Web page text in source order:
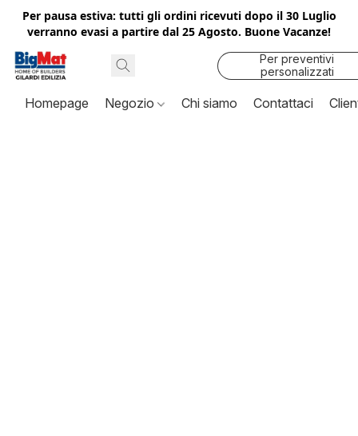
Per pausa estiva: tutti gli ordini ricevuti dopo il 30 Luglio
verranno evasi a partire dal 25 Agosto. Buone Vacanze!
Per preventivi
personalizzati
contattaci
Homepage Negozio Chi siamo Contattaci